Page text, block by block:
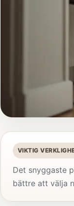
VIKTIG
Det snyggaste
bättre att välja